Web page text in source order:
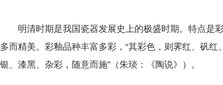
明清时期是我国瓷器发展史上的极盛时期。特点是
多而精美。彩釉品种丰富多彩，“其彩色，则霁红、矾
银、漆黑、杂彩，随意而施”（朱琰：《陶说》）。